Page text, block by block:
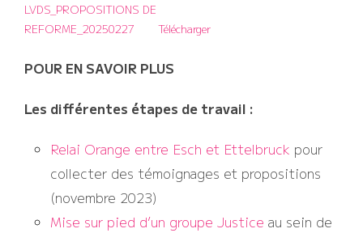
LVDS_PROPOSITIONS DE
REFORME_20250227
Télécharger
POUR EN SAVOIR PLUS
Les différentes étapes de travail :
Relai Orange entre Esch et Ettelbruck pour
collecter des témoignages et propositions
(novembre 2023)
Mise sur pied d’un groupe Justice au sein de